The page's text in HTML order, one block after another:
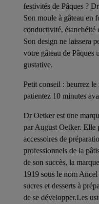
festivités de Pâques ?
Son moule à gâteau en
conductivité, étanchéité
Son design ne laissera
votre gâteau de Pâques
gustative.
Petit conseil : beurrez le
patientez 10 minutes
Dr Oetker est une
par August Oetker. Elle
accessoires de
professionnels de la
de son succès, la
1919 sous le nom
sucres et desserts à
de se développer.Les